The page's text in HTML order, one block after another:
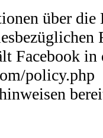
über
Facebook in
policy.php